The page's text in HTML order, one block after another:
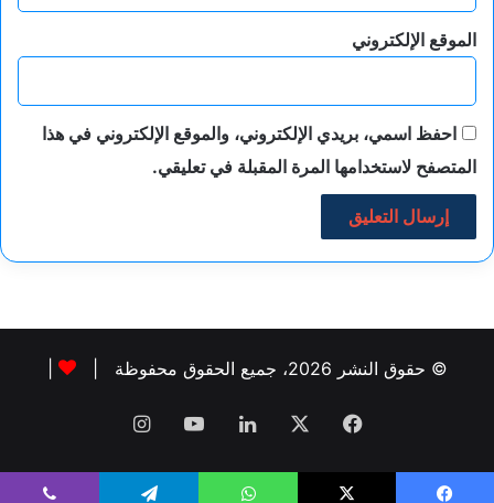
الموقع الإلكتروني
احفظ اسمي، بريدي الإلكتروني، والموقع الإلكتروني في هذا
المتصفح لاستخدامها المرة المقبلة في تعليقي.
© حقوق النشر 2026، جميع الحقوق محفوظة |
فيسبوك لينكدإن‫YouTubeانستقرام